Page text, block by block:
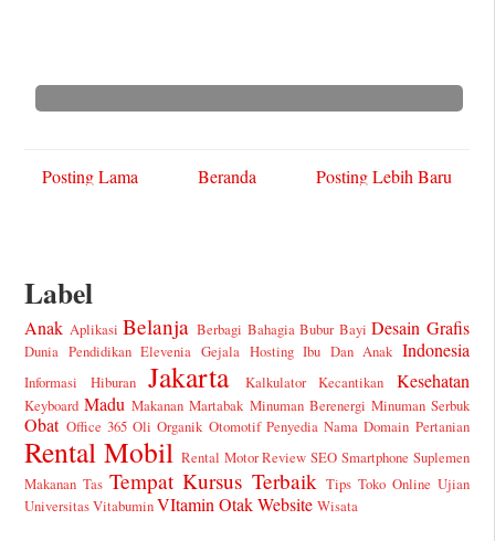
Posting Lebih Baru
Posting Lama Beranda
Label
Anak Aplikasi Belanja Berbagi Bahagia Bubur Bayi Desain Grafis
Dunia Pendidikan Elevenia Gejala Hosting Ibu Dan Anak Indonesia
Informasi Hiburan Jakarta Kalkulator Kecantikan Kesehatan
Keyboard Madu Makanan Martabak Minuman Berenergi Minuman Serbuk
Obat Office 365 Oli Organik Otomotif Penyedia Nama Domain Pertanian
Rental Mobil Rental Motor Review SEO Smartphone Suplemen
Makanan Tas Tempat Kursus Terbaik Tips Toko Online Ujian
UniversitasVitabuminVItamin Otak Website Wisata